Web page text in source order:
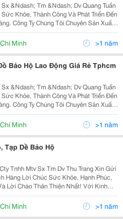
Sx &Ndash; Tm &Ndash; Dv Quang Tuấn
Khỏe, Thành Công Và Phát Triển Đến
Công Ty Chúng Tôi Chuyên Sản Xuất
Mặt Hàng Bảo Hộ Lao Động Như: -
Áo Bảo Hộ Lao Động, Quần Áo Jean Đ
Minh >1 năm
Bảo Hộ Lao Động Giá Rẻ Tphcm
Sx &Ndash; Tm &Ndash; Dv Quang Tuấn
Khỏe, Thành Công Và Phát Triển Đến
Công Ty Chúng Tôi Chuyên Sản Xuất
Mặt Hàng Bảo Hộ Lao Động Như: -
Áo Bảo Hộ Lao Động, Quần Áo Jean Đ
Minh >1 năm
Tạp Dề Bảo Hộ
Tnhh Mtv Sx Tm Dv Thu Trang Xin Gửi
Hàng Lời Chúc Sức Khỏe, Hạnh Phúc,
Chào Thân Thiện Nhất! Với Kinh
Làm Trong Ngành May.chúng Tôi
Cho Quý Khách Với Mức Giá Cạnh
Minh >1 năm